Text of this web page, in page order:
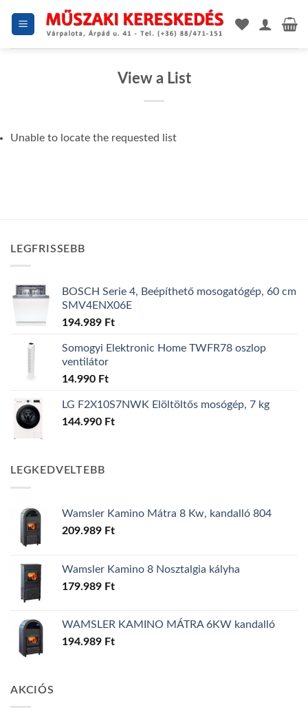
View a List
Unable to locate the requested list
LEGFRISSEBB
BOSCH Serie 4, Beépíthető mosogatógép, 60 cm
SMV4ENX06E
194.989 Ft
Somogyi Elektronic Home TWFR78 oszlop
ventilátor
14.990 Ft
LG F2X10S7NWK Elöltöltős mosógép, 7 kg
144.990 Ft
LEGKEDVELTEBB
Wamsler Kamino Mátra 8 Kw, kandalló 804
209.989 Ft
Wamsler Kamino 8 Nosztalgia kályha
179.989 Ft
WAMSLER KAMINO MÁTRA 6KW kandalló
194.989 Ft
AKCIÓS